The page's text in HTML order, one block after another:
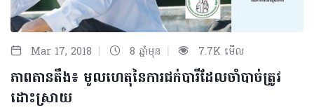
Mar 17, 2018 | 8 ឆ្នាំមុន | 7.7K មើល
ភាពតានតឹង៖ មូលហេតុនៃការជក់បារីដែលចាំបាច់ត្រូវ
ដោះស្រាយ